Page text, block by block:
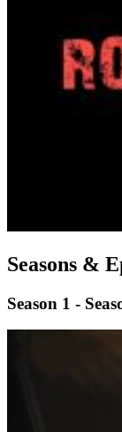
Seasons &
Season 1 -